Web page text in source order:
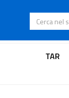
Cerca nel
TAR